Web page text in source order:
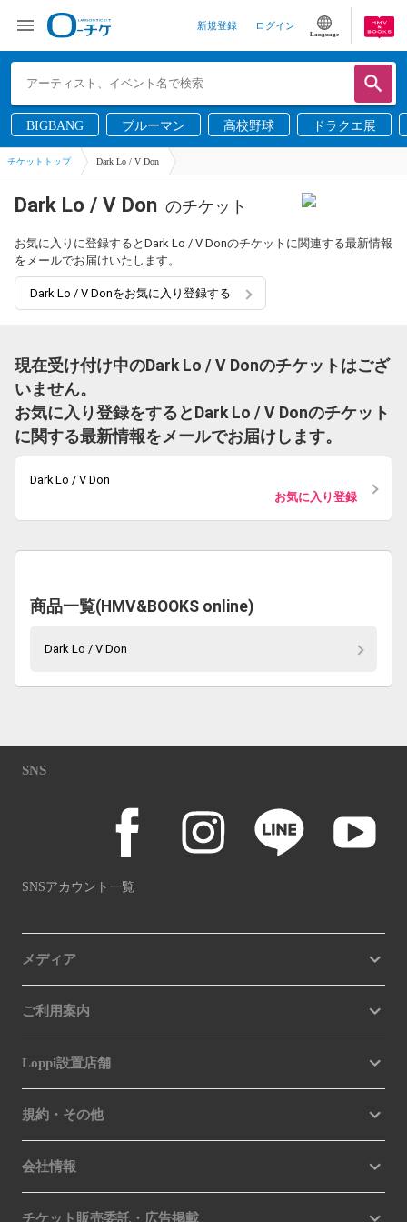
新規登録 ログイン
Language
BIGBANG ブルーマン 高校野球 ドラクエ展
チケットトップ Dark Lo / V Don
Dark Lo / V Don のチケット
お気に入りに登録するとDark Lo / V Donのチケットに関連する最新情報
をメールでお届けいたします。
Dark Lo / V Donをお気に入り登録する
現在受け付け中のDark Lo / V Donのチケットはござ
いません。
お気に入り登録をするとDark Lo / V Donのチケット
に関する最新情報をメールでお届けします。
Dark Lo / V Don
お気に入り登録
商品一覧(HMV&BOOKS online)
Dark Lo / V Don
SNS
SNSアカウント一覧
メディア
ご利用案内
Loppi設置店舗
規約・その他
会社情報
チケット販売委託・広告掲載